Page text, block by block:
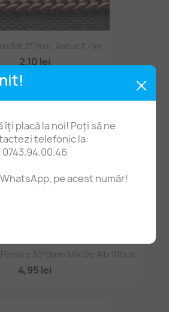
îți placă la noi! Poți să ne
telefonic la:
0743.94.00.46
pe acest număr!
2*1mm, Rasucit -1m
2,10 lei
30*9mm Mix De Alb 10buc
4,95 lei